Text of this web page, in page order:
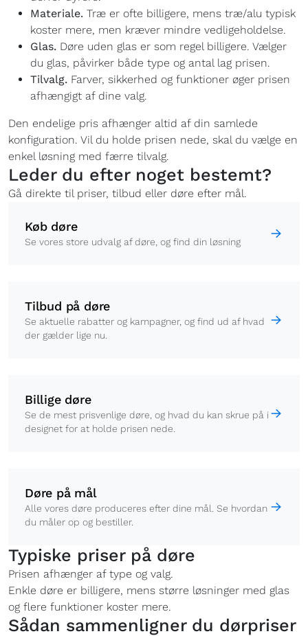
Materiale. Træ er ofte billigere, mens træ/alu typisk
koster mere, men kræver mindre vedligeholdelse.
Glas. Døre uden glas er som regel billigere. Vælger
du glas, påvirker både type og antal lag prisen.
Tilvalg. Farver, sikkerhed og funktioner øger prisen
afhængigt af dine valg.
Den endelige pris afhænger altid af din samlede
konfiguration. Vil du holde prisen nede, skal du vælge en
enkel løsning med færre tilvalg.
Leder du efter noget bestemt?
Gå direkte til priser, tilbud eller døre efter mål.
Køb døre
Se vores store udvalg af døre, og find din løsning
Tilbud på døre
Se aktuelle rabatter og kampagner, og find ud af hvad
der gælder lige nu.
Billige døre
Se de mest prisvenlige døre, og hvad du kan skrue på i
designet for at holde prisen nede.
Døre på mål
Alle vores døre produceres efter dine mål. Se hvordan
du måler op og bestiller.
Typiske priser på døre
Prisen afhænger af type og valg.
Enkle døre er billigere, mens større løsninger med glas
og flere funktioner koster mere.
Sådan sammenligner du dørpriser